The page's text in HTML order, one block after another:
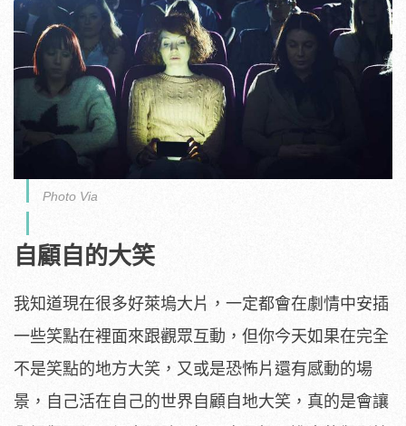
Photo Via
自顧自的大笑
我知道現在很多好萊塢大片，一定都會在劇情中安插
一些笑點在裡面來跟觀眾互動，但你今天如果在完全
不是笑點的地方大笑，又或是恐怖片還有感動的場
景，自己活在自己的世界自顧自地大笑，真的是會讓